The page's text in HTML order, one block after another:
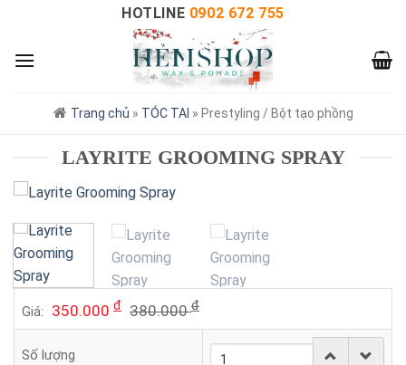
HOTLINE 0902 672 755
Trang chủ » TÓC TAI » Prestyling / Bột tạo phồng
LAYRITE GROOMING SPRAY
Giá: 350.000 đ 380.000đ
Số lượng